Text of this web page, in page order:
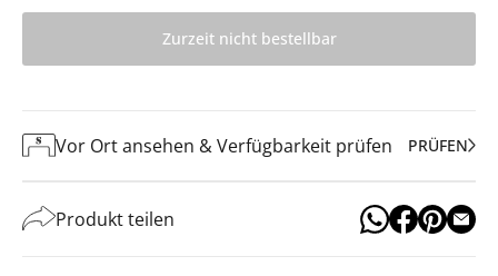
Zurzeit nicht bestellbar
Vor Ort ansehen & Verfügbarkeit prüfen PRÜFEN
Produkt teilen